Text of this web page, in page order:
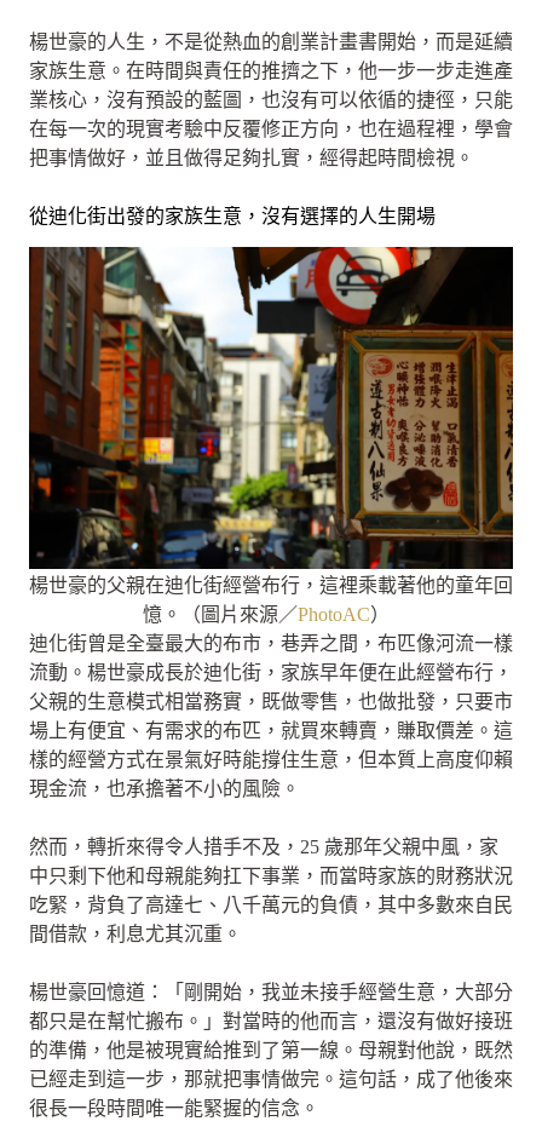
楊世豪的人生，不是從熱血的創業計畫書開始，而是延續
家族生意。在時間與責任的推擠之下，他一步一步走進產
業核心，沒有預設的藍圖，也沒有可以依循的捷徑，只能
在每一次的現實考驗中反覆修正方向，也在過程裡，學會
把事情做好，並且做得足夠扎實，經得起時間檢視。
從迪化街出發的家族生意，沒有選擇的人生開場
楊世豪的父親在迪化街經營布行，這裡乘載著他的童年回
憶。（圖片來源／PhotoAC）
迪化街曾是全臺最大的布市，巷弄之間，布匹像河流一樣
流動。楊世豪成長於迪化街，家族早年便在此經營布行，
父親的生意模式相當務實，既做零售，也做批發，只要市
場上有便宜、有需求的布匹，就買來轉賣，賺取價差。這
樣的經營方式在景氣好時能撐住生意，但本質上高度仰賴
現金流，也承擔著不小的風險。
然而，轉折來得令人措手不及，25 歲那年父親中風，家
中只剩下他和母親能夠扛下事業，而當時家族的財務狀況
吃緊，背負了高達七、八千萬元的負債，其中多數來自民
間借款，利息尤其沉重。
楊世豪回憶道：「剛開始，我並未接手經營生意，大部分
都只是在幫忙搬布。」對當時的他而言，還沒有做好接班
的準備，他是被現實給推到了第一線。母親對他說，既然
已經走到這一步，那就把事情做完。這句話，成了他後來
很長一段時間唯一能緊握的信念。